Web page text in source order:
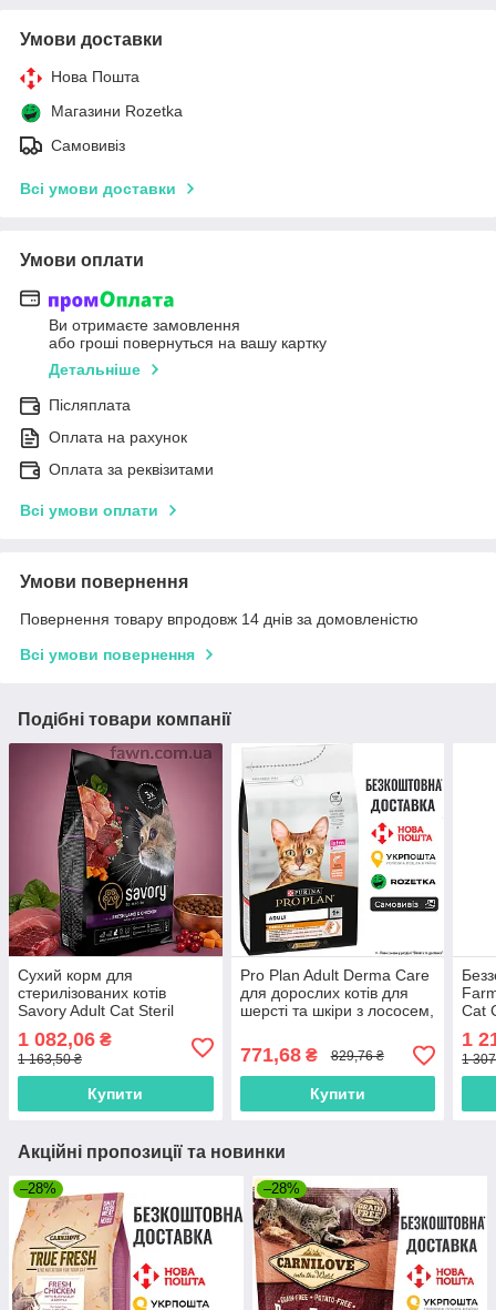
Умови доставки
Нова Пошта
Магазини Rozetka
Самовивіз
Всі умови доставки
Умови оплати
Ви отримаєте замовлення
або гроші повернуться на вашу картку
Детальніше
Післяплата
Оплата на рахунок
Оплата за реквізитами
Всі умови оплати
Умови повернення
Повернення товару впродовж 14 днів за домовленістю
Всі умови повернення
Подібні товари компанії
Сухий корм для
стерилізованих котів
Savory Adult Cat Steril
Fresh Lamb and Chicken 2
кг
1 082,06 ₴
1 163,50 ₴
Купити
Pro Plan Adult Derma Care
для дорослих котів для
шерсті та шкіри з лососем,
771,68₴ 829,76 ₴
Купити
Cat
1
1
Акційні пропозиції та новинки
–28% –28%